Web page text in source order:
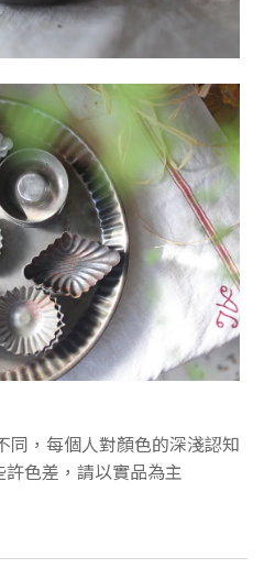
，每個人對顏色的深淺認知
色差， 請以實品為主